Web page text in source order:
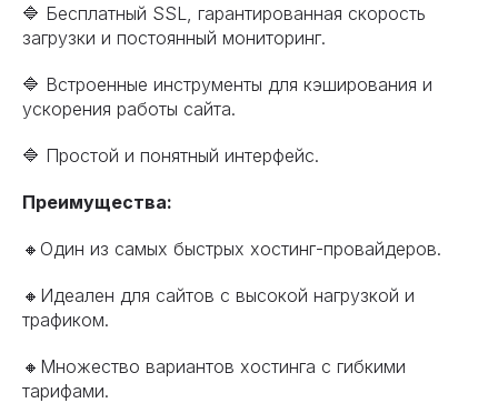
🔷 Бесплатный SSL, гарантированная скорость
загрузки и постоянный мониторинг.
🔷 Встроенные инструменты для кэширования и
ускорения работы сайта.
🔷 Простой и понятный интерфейс.
Преимущества:
🔸Один из самых быстрых хостинг-провайдеров.
🔸Идеален для сайтов с высокой нагрузкой и
трафиком.
🔸Множество вариантов хостинга с гибкими
тарифами.